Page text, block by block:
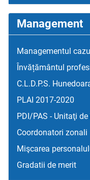
Management
Managementul
Învățământul
C.L.D.P.S.
PLAI 2017-2020
PDI/PAS - Unitaţi
Coordonatori zonali
Mişcarea
Gradatii de merit